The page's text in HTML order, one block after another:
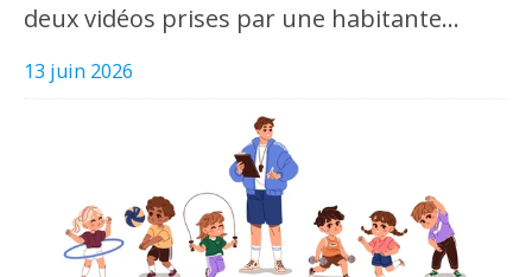
deux vidéos prises par une habitante…
13 juin 2026